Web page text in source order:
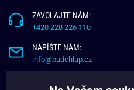
ZAVOLAJTE NÁM:
+420 228 226 110
NAPÍŠTE NÁM:
info@budchlap.cz